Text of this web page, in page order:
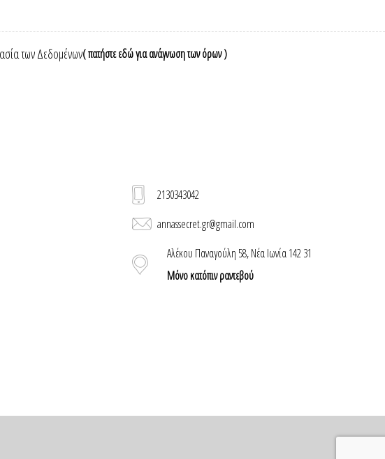
των Δεδομένων( πατήστε εδώ για ανάγνωση των όρων )
2130343042
annassecret.gr@gmail.com
Αλέκου Παναγούλη 58, Νέα Ιωνία 142 31
Μόνο κατόπιν ραντεβού